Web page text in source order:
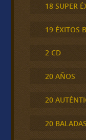
18 SUPER
19 ÉXITOS
2 CD
20 AÑOS
20
20